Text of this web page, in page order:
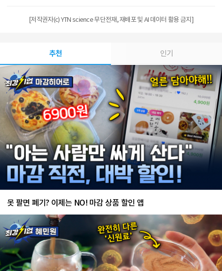
[저작권자(c) YTN science 무단전재, 재배포 및 AI 데이터 활용 금지]
추천 인기
못 팔면 폐기? 이제는 NO! 마감 상품 할인 앱